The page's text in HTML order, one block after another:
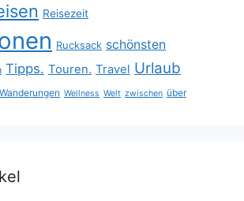
Reisezeit
Rucksack schönsten
Tipps. Touren. Travel Urlaub
Wanderungen Wellness Welt zwischen über